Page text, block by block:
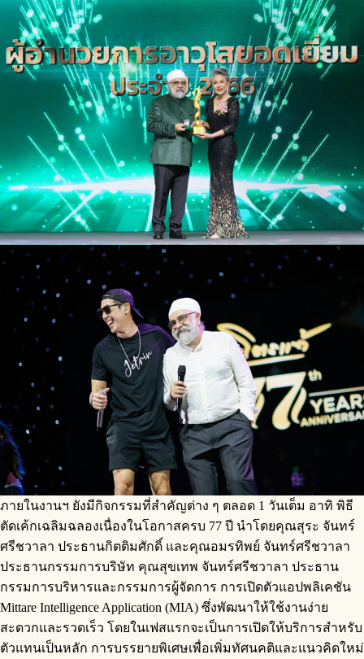
ภายในงานฯ ยังมีกิจกรรมที่สำคัญต่าง ๆ ตลอด 1 วันเต็ม อาทิ พิธี
ตัดเค้กเฉลิมฉลองเนื่องในโอกาสครบ 77 ปี นำโดยคุณสุระ จันทร์
ศรีชวาลา ประธานกิตติมศักดิ์ และคุณอมรทิพย์ จันทร์ศรีชวาลา
ประธานกรรมการบริษัท คุณสุขเทพ จันทร์ศรีชวาลา ประธาน
กรรมการบริหารและกรรมการผู้จัดการ การเปิดตัวแอปพลิเคชัน
Mittare Intelligence Application (MIA) ซึ่งพัฒนาให้ใช้งานง่าย
สะดวกและรวดเร็ว โดยในเฟสแรกจะเป็นการเปิดให้บริการสำหรับ
ตัวแทนเป็นหลัก การบรรยายพิเศษเพื่อเพิ่มทัศนคติและแนวคิดใหม่